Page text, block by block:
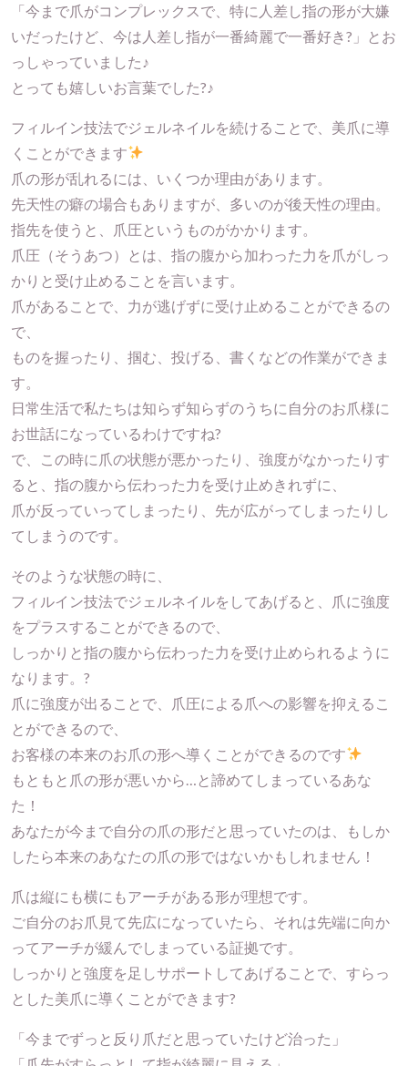
「今まで爪がコンプレックスで、特に人差し指の形が大嫌
いだったけど、今は人差し指が一番綺麗で一番好き?」とお
っしゃっていました♪
とっても嬉しいお言葉でした?♪
フィルイン技法でジェルネイルを続けることで、美爪に導
くことができます
爪の形が乱れるには、いくつか理由があります。
先天性の癖の場合もありますが、多いのが後天性の理由。
指先を使うと、爪圧というものがかかります。
爪圧（そうあつ）とは、指の腹から加わった力を爪がしっ
かりと受け止めることを言います。
爪があることで、力が逃げずに受け止めることができるの
で、
ものを握ったり、掴む、投げる、書くなどの作業ができま
す。
日常生活で私たちは知らず知らずのうちに自分のお爪様に
お世話になっているわけですね?
で、この時に爪の状態が悪かったり、強度がなかったりす
ると、指の腹から伝わった力を受け止めきれずに、
爪が反っていってしまったり、先が広がってしまったりし
てしまうのです。
そのような状態の時に、
フィルイン技法でジェルネイルをしてあげると、爪に強度
をプラスすることができるので、
しっかりと指の腹から伝わった力を受け止められるように
なります。?
爪に強度が出ることで、爪圧による爪への影響を抑えるこ
とができるので、
お客様の本来のお爪の形へ導くことができるのです
もともと爪の形が悪いから…と諦めてしまっているあな
た！
あなたが今まで自分の爪の形だと思っていたのは、もしか
したら本来のあなたの爪の形ではないかもしれません！
爪は縦にも横にもアーチがある形が理想です。
ご自分のお爪見て先広になっていたら、それは先端に向か
ってアーチが緩んでしまっている証拠です。
しっかりと強度を足しサポートしてあげることで、すらっ
とした美爪に導くことができます?
「今までずっと反り爪だと思っていたけど治った」